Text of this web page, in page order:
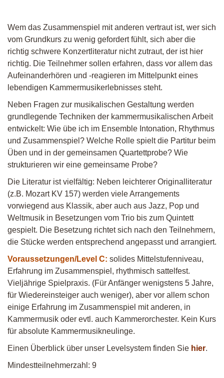
Wem das Zusammenspiel mit anderen vertraut ist, wer sich
vom Grundkurs zu wenig gefordert fühlt, sich aber die
richtig schwere Konzertliteratur nicht zutraut, der ist hier
richtig. Die Teilnehmer sollen erfahren, dass vor allem das
Aufeinanderhören und -reagieren im Mittelpunkt eines
lebendigen Kammermusikerlebnisses steht.
Neben Fragen zur musikalischen Gestaltung werden
grundlegende Techniken der kammermusikalischen Arbeit
entwickelt: Wie übe ich im Ensemble Intonation, Rhythmus
und Zusammenspiel? Welche Rolle spielt die Partitur beim
Üben und in der gemeinsamen Quartettprobe? Wie
strukturieren wir eine gemeinsame Probe?
Die Literatur ist vielfältig: Neben leichterer Originalliteratur
(z.B. Mozart KV 157) werden viele Arrangements
vorwiegend aus Klassik, aber auch aus Jazz, Pop und
Weltmusik in Besetzungen vom Trio bis zum Quintett
gespielt. Die Besetzung richtet sich nach den Teilnehmern,
die Stücke werden entsprechend angepasst und arrangiert.
Voraussetzungen/Level C: solides Mittelstufenniveau,
Erfahrung im Zusammenspiel, rhythmisch sattelfest.
Vieljährige Spielpraxis. (Für Anfänger wenigstens 5 Jahre,
für Wiedereinsteiger auch weniger), aber vor allem schon
einige Erfahrung im Zusammenspiel mit anderen, in
Kammermusik oder evtl. auch Kammerorchester. Kein Kurs
für absolute Kammermusikneulinge.
Einen Überblick über unser Levelsystem finden Sie hier.
Mindestteilnehmerzahl: 9